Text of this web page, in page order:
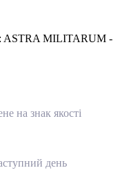
ASTRA MILITARUM -
на знак якості
день